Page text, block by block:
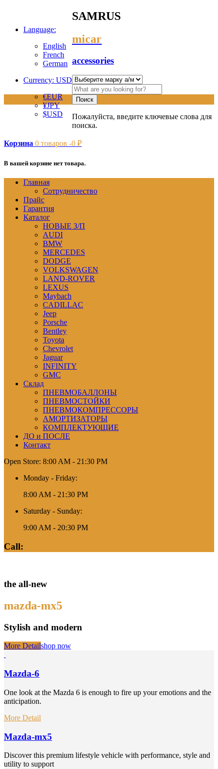
Language:
English
French
German
Currency: USD
€EUR
¥JPY
$USD
SAMRUS
micar
accessories
Пожалуйста, введите ключевые слова для
поиска.
Корзина 0 товаров -0 ₽
В вашей корзине нет товара.
Главная
Сотрудничество
Прайс
Гарантия
Каталог
НОВЫЕ З/П
AUDI
BMW
MERCEDES
DODGE
VOLKSWAGEN
LAND-ROVER
LEXUS
Maybach
CADILLAC
Jeep
Porsche
Bentley
Toyota
Chevrolet
Jaguar
INFINITY
GMC
Склад
ПНЕВМОБАЛЛОНЫ
ПНЕВМОСТОЙКИ
ПНЕВМОКОМПРЕССОРЫ
АМОРТИЗАТОРЫ
КОМПЛЕКТУЮЩИЕ
ДО и ПОСЛЕ
Контакт
Open Store: 8:00 AM - 21:30 PM
Monday - Friday:
8:00 AM - 21:30 PM
Saturday - Sunday:
9:00 AM - 20:30 PM
Call:
the all-new
mazda-mx5
Stylish and modern
More Detailshop now
Mazda-6
One look at the Mazda 6 is enough to fire up your emotions and the
anticipation.
More Detail
Mazda-mx5
Discover this premium lifestyle vehicle with performance, style and
utility to support